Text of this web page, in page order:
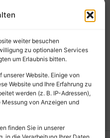
weiter besuchen
zu optionalen Services
um Erlaubnis bitten.
Website. Einige von
Website und Ihre Erfahrung zu
werden (z. B. IP-Adressen),
von Anzeigen und
finden Sie in unserer